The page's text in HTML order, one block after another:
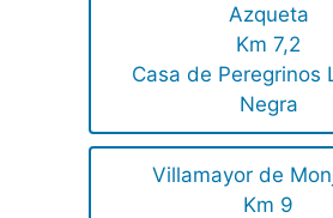
Azqueta
Km 7,2
Casa de Peregrinos
Negra
Villamayor de
Km 9